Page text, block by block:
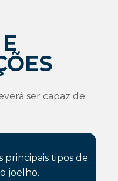
ser capaz de:
principais tipos de
joelho.